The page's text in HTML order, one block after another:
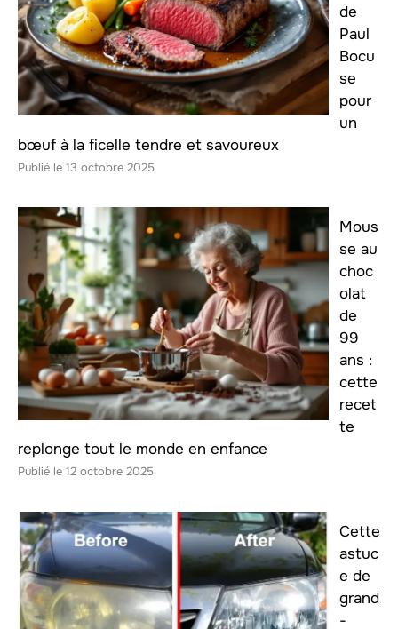
de
Paul
Bocu
se
pour
un
bœuf à la ficelle tendre et savoureux
13 octobre 2025
Mous
se au
choc
olat
de
99
ans :
cette
recet
te
replonge tout le monde en enfance
12 octobre 2025
Cette
astuc
e de
grand
-